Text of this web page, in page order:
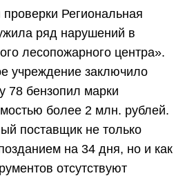
Региональная
ряд нарушений в
лесопожарного центра».
учреждение заключило
78 бензопил марки
более 2 млн. рублей.
поставщик не только
на 34 дня, но и как
отсутствуют